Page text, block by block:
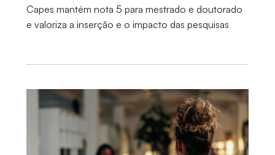
Capes mantém nota 5 para mestrado e doutorado
e valoriza a inserção e o impacto das pesquisas